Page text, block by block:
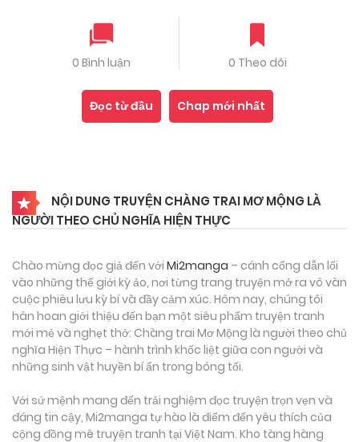
0 Bình luận 0 Theo dõi
Đọc từ đầu Chap mới nhất
NỘI DUNG TRUYỆN CHÀNG TRAI MƠ MỘNG LÀ
NGƯỜI THEO CHỦ NGHĨA HIỆN THỰC
Chào mừng đọc giả đến với Mi2manga – cánh cổng dẫn lối
vào những thế giới kỳ ảo, nơi từng trang truyện mở ra vô vàn
cuộc phiêu lưu kỳ bí và đầy cảm xúc. Hôm nay, chúng tôi
hân hoan giới thiệu đến bạn một siêu phẩm truyện tranh
mới mẻ và nghẹt thở: Chàng trai Mơ Mộng là người theo chủ
nghĩa Hiện Thực – hành trình khốc liệt giữa con người và
những sinh vật huyền bí ẩn trong bóng tối.
Với sứ mệnh mang đến trải nghiệm đọc truyện trọn vẹn và
đáng tin cậy, Mi2manga tự hào là điểm đến yêu thích của
cộng đồng mê truyện tranh tại Việt Nam. Kho tàng hàng